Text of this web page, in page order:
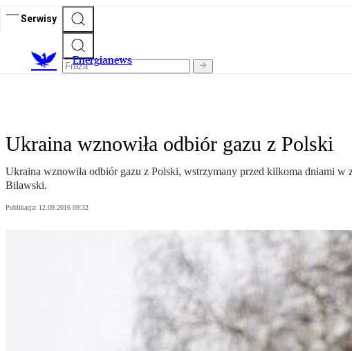
Serwisy
Energianews
Ukraina wznowiła odbiór gazu z Polski
Ukraina wznowiła odbiór gazu z Polski, wstrzymany przed kilkoma dniami
Bilawski.
Publikacja: 12.09.2016 09:32